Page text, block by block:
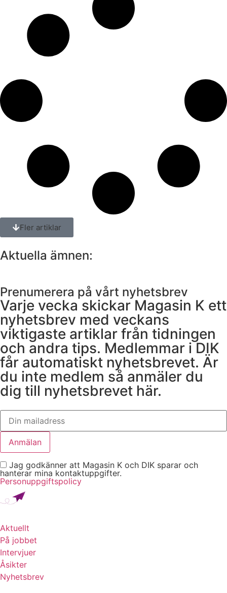
Fler artiklar
Aktuella ämnen:
Prenumerera på vårt nyhetsbrev
Varje vecka skickar Magasin K ett
nyhetsbrev med veckans
viktigaste artiklar från tidningen
och andra tips. Medlemmar i DIK
får automatiskt nyhetsbrevet. Är
du inte medlem så anmäler du
dig till nyhetsbrevet här.
Jag godkänner att Magasin K och DIK sparar och
hanterar mina kontaktuppgifter.
Personuppgiftspolicy
Aktuellt
På jobbet
Intervjuer
Åsikter
Nyhetsbrev